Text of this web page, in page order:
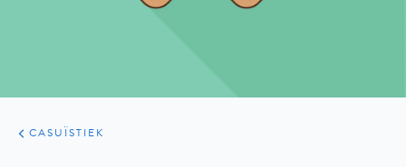
ARTIKELEN
PRAKTIJK
CASUÏSTIEK